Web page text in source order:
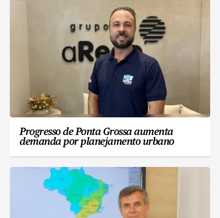
Progresso de Ponta Grossa aumenta
demanda por planejamento urbano